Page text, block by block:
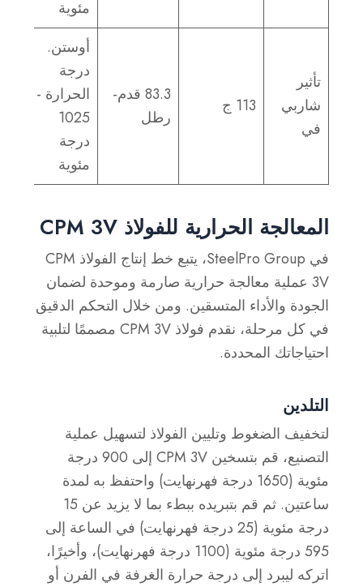
مئوية
تأثير
شاربي
في
113 ج
83.3 قدم-
رطل
أوستن.
درجة
الحرارة -
1025
درجة
مئوية
المعالجة الحرارية للفولاذ CPM 3V
في SteelPro Group، يتبع خط إنتاج الفولاذ CPM
3V عملية معالجة حرارية صارمة وموحدة لضمان
الجودة والأداء المتسقين. ومن خلال التحكم الدقيق
في كل مرحلة، نقدم فولاذ CPM 3V مصممًا لتلبية
احتياجاتك المحددة.
التلدين
لتخفيف الضغوط وتليين الفولاذ لتسهيل عملية
التصنيع، قم بتسخين CPM 3V إلى 900 درجة
مئوية (1650 درجة فهرنهايت) واحتفظ به لمدة
ساعتين. ثم قم بتبريده ببطء بما لا يزيد عن 15
درجة مئوية (25 درجة فهرنهايت) في الساعة إلى
595 درجة مئوية (1100 درجة فهرنهايت)، وأخيرًا،
اتركه ليبرد إلى درجة حرارة الغرفة في الفرن أو